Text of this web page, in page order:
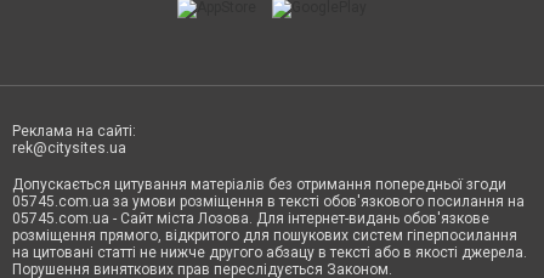
Реклама на сайті:
rek@citysites.ua
Допускається цитування матеріалів без отримання попередньої згоди
05745.com.ua за умови розміщення в тексті обов'язкового посилання на
05745.com.ua - Сайт міста Лозова. Для інтернет-видань обов'язкове
розміщення прямого, відкритого для пошукових систем гіперпосилання
на цитовані статті не нижче другого абзацу в тексті або в якості джерела.
Порушення виняткових прав переслідується Законом.